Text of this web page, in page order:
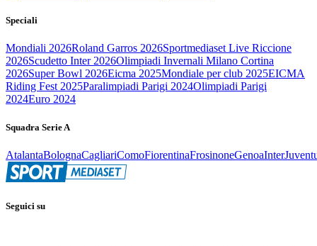
Speciali
Mondiali 2026Roland Garros 2026Sportmediaset Live Riccione
2026Scudetto Inter 2026Olimpiadi Invernali Milano Cortina
2026Super Bowl 2026Eicma 2025Mondiale per club 2025EICMA
Riding Fest 2025Paralimpiadi Parigi 2024Olimpiadi Parigi
2024Euro 2024
Squadra Serie A
AtalantaBolognaCagliariComoFiorentinaFrosinoneGenoaInter
Seguici su